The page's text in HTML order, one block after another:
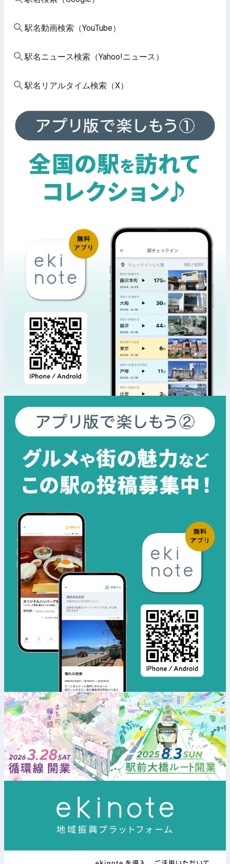
駅名動画検索（YouTube）
駅名ニュース検索（Yahoo!ニュース）
駅名リアルタイム検索（X）